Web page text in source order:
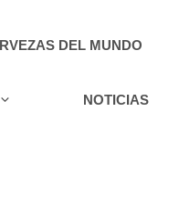
DEL MUNDO
NOTICIAS